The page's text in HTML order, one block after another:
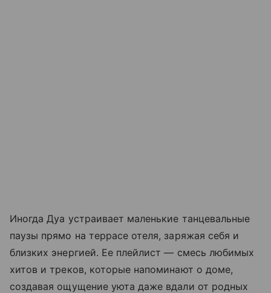
Иногда Дуа устраивает маленькие танцевальные
паузы прямо на террасе отеля, заряжая себя и
близких энергией. Ее плейлист — смесь любимых
хитов и треков, которые напоминают о доме,
создавая ощущение уюта даже вдали от родных